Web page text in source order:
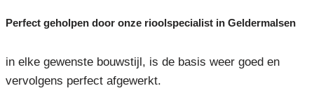
Perfect geholpen door onze rioolspecialist in Geldermalsen
in elke gewenste bouwstijl, is de basis weer goed en
vervolgens perfect afgewerkt.